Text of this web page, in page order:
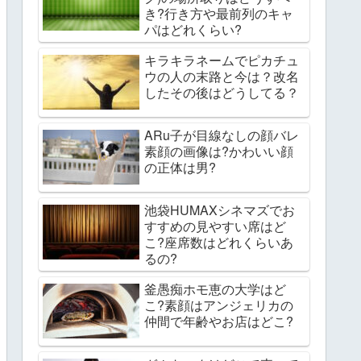
き?行き方や最前列のキャ
パはどれくらい?
キラキラネームでピカチュ
ウの人の末路と今は？改名
したその後はどうしてる？
ARu子が目線なしの顔バレ
素顔の画像は?かわいい顔
の正体は男?
池袋HUMAXシネマズでお
すすめの見やすい席はど
こ?座席数はどれくらいあ
るの?
釜愚痴ホモ恵の大学はど
こ?素顔はアンジェリカの
仲間で年齢やお店はどこ?